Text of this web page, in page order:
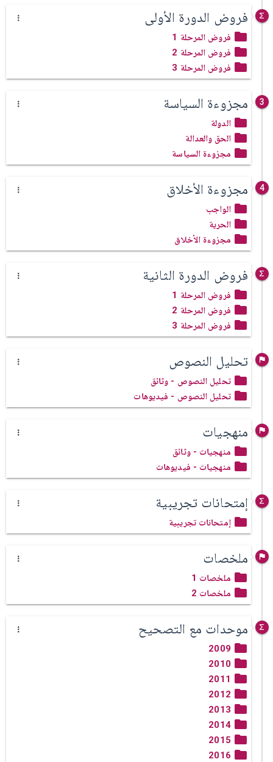
فروض الدورة الأولى
فروض المرحلة 1
فروض المرحلة 2
فروض المرحلة 3
3 مجزوءة السياسة
الدولة
الحق والعدالة
مجزوءة السياسة
4 مجزوءة الأخلاق
الواجب
الحرية
مجزوءة الأخلاق
فروض الدورة الثانية
فروض المرحلة 1
فروض المرحلة 2
فروض المرحلة 3
تحليل النصوص
تحليل النصوص - وثائق
تحليل النصوص - فيديوهات
منهجيات
منهجيات - وثائق
منهجيات - فيديوهات
إمتحانات تجريبية
إمتحانات تجريبية
ملخصات
ملخصات 1
ملخصات 2
موحدات مع التصحيح
2009
2010
2011
2012
2013
2014
2015
2016